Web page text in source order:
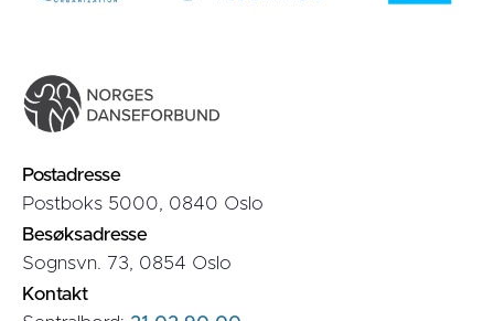
Postadresse
Postboks 5000, 0840 Oslo
Besøksadresse
Sognsvn. 73, 0854 Oslo
Kontakt